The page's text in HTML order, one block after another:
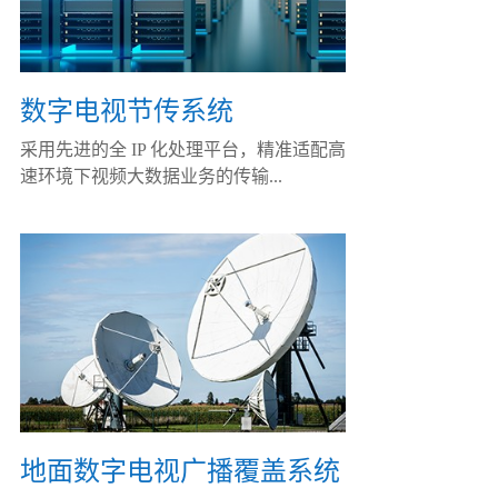
数字电视节传系统
采用先进的全 IP 化处理平台，精准适配高
速环境下视频大数据业务的传输...
地面数字电视广播覆盖系统